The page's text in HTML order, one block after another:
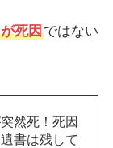
死因ではない
然死！死因
書は残して